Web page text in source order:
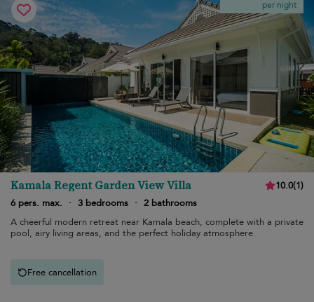
per night
Kamala Regent Garden View Villa 10.0(1)
6 pers. max.
· 3 bedrooms · 2 bathrooms
A cheerful modern retreat near Kamala beach, complete with a private
pool, airy living areas, and the perfect holiday atmosphere.
Free cancellation